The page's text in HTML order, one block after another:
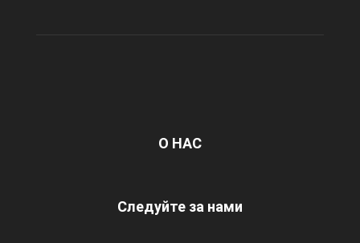
О НАС
Следуйте за нами